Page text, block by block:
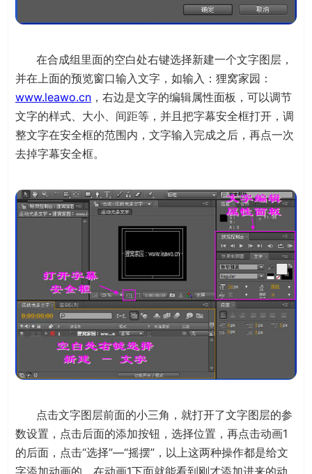
在合成组里面的空白处右键选择新建一个文字图层，
并在上面的预览窗口输入文字，如输入：狸窝家园：
www.leawo.cn ，右边是文字的编辑属性面板，可以调节
文字的样式、大小、间距等，并且把字幕安全框打开，调
整文字在安全框的范围内，文字输入完成之后，再点一次
去掉字幕安全框。
点击文字图层前面的小三角，就打开了文字图层的参
数设置，点击后面的添加按钮，选择位置，再点击动画1
的后面，点击“选择”—“摇摆”，以上这两种操作都是给文